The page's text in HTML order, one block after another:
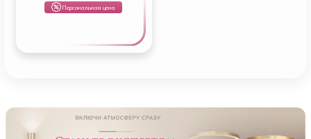
Персональная цена